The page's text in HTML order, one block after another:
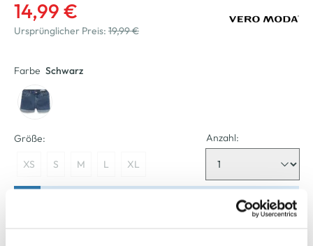
14,99 €
Ursprünglicher Preis: 19,99 €
Farbe Schwarz
Größe:
XS S M L XL
Anzahl: